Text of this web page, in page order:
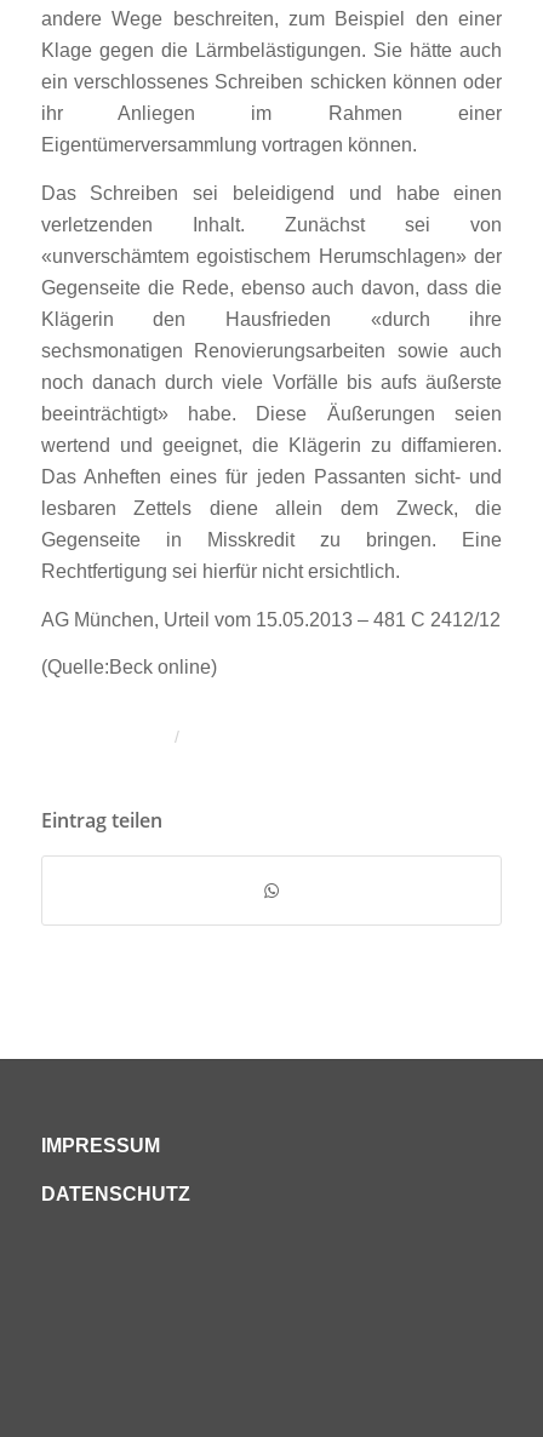
andere Wege beschreiten, zum Beispiel den einer
Klage gegen die Lärmbelästigungen. Sie hätte auch
ein verschlossenes Schreiben schicken können oder
ihr Anliegen im Rahmen einer
Eigentümerversammlung vortragen können.
Das Schreiben sei beleidigend und habe einen
verletzenden Inhalt. Zunächst sei von
«unverschämtem egoistischem Herumschlagen» der
Gegenseite die Rede, ebenso auch davon, dass die
Klägerin den Hausfrieden «durch ihre
sechsmonatigen Renovierungsarbeiten sowie auch
noch danach durch viele Vorfälle bis aufs äußerste
beeinträchtigt» habe. Diese Äußerungen seien
wertend und geeignet, die Klägerin zu diffamieren.
Das Anheften eines für jeden Passanten sicht- und
lesbaren Zettels diene allein dem Zweck, die
Gegenseite in Misskredit zu bringen. Eine
Rechtfertigung sei hierfür nicht ersichtlich.
AG München, Urteil vom 15.05.2013 – 481 C 2412/12
(Quelle:Beck online)
/
Eintrag teilen
IMPRESSUM
DATENSCHUTZ